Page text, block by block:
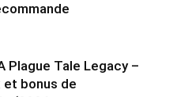
Plague Tale Legacy –
et bonus de